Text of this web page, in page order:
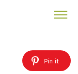
Pin it